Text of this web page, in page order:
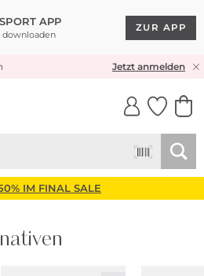
APP
downloaden
ZUR APP
RÜCKGABERECHT Jetzt anmelden
IM FINAL SALE